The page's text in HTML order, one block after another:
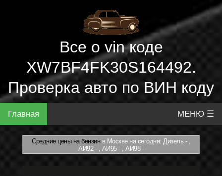
Все о vin коде
XW7BF4FK30S164492.
Проверка авто по ВИН коду
Главная МЕНЮ ☰
Средние цены на бензинв Москве на сегодня: Дизель - ,
АИ92 - , АИ95 - , АИ98 -